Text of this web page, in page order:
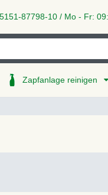
87798-10 / Mo - Fr:
Zapfanlage reinigen